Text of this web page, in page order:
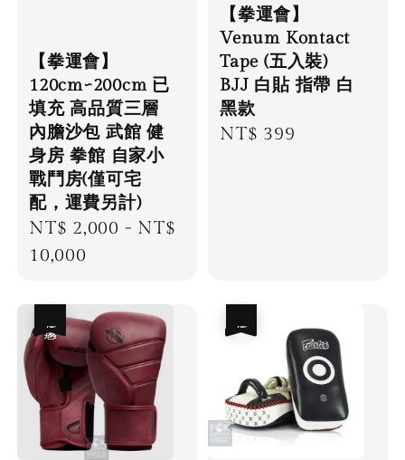
【拳運會】
120cm~200cm 已
填充 高品質三層
內膽沙包 武館 健
身房 拳館 自家小
戰鬥房(僅可宅
配，運費另計)
Regular
price
NT$ 2,000 - NT$
10,000
【拳運會】
Venum Kontact
Tape (五入裝)
BJJ 白貼 指帶 白
黑款
Regular
NT$ 399